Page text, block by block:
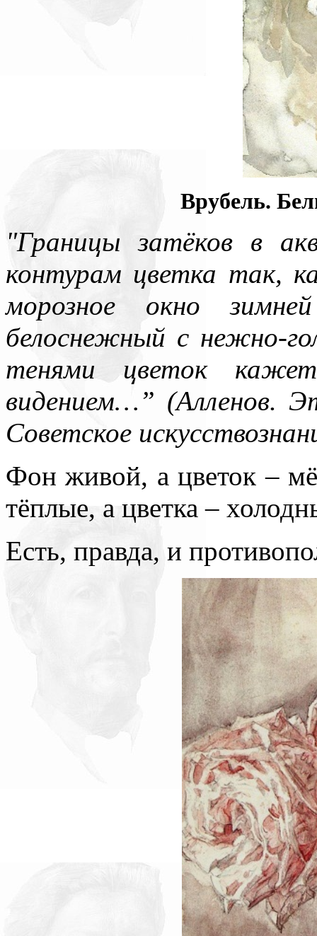
Врубель.
"Границы затёков в
контурам цветка так,
морозное окно
белоснежный с нежно-
тенями цветок
видением…” (Алленов.
Советское
Фон живой, а цветок –
тёплые, а цветка –
Есть, правда, и